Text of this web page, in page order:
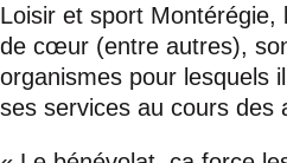
Loisir et sport Montérégie,
de cœur (entre autres),
organismes pour lesquels
ses services au cours des